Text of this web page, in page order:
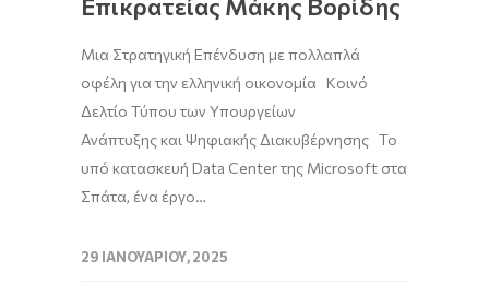
Μια Στρατηγική Επένδυση με πολλαπλά
οφέλη για την ελληνική οικονομία Κοινό
Δελτίο Τύπου των Υπουργείων
Ανάπτυξης και Ψηφιακής Διακυβέρνησης Το
υπό κατασκευή Data Center της Microsoft στα
Σπάτα, ένα έργο…
29 ΙΑΝΟΥΑΡΊΟΥ, 2025